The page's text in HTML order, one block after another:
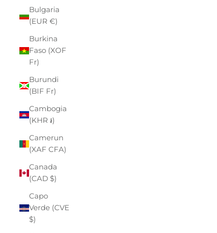
Bulgaria
(EUR €)
Burkina
Faso (XOF
Fr)
Burundi
(BIF Fr)
Cambogia
(KHR ៛)
Camerun
(XAF CFA)
Canada
(CAD $)
Capo
Verde (CVE
$)